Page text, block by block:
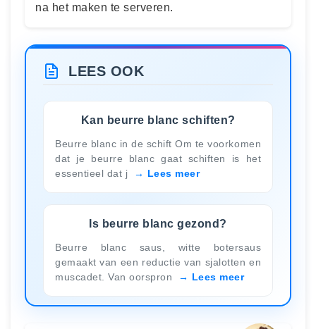
na het maken te serveren.
LEES OOK
Kan beurre blanc schiften?
Beurre blanc in de schift Om te voorkomen
dat je beurre blanc gaat schiften is het
essentieel dat j
Lees meer
Is beurre blanc gezond?
Beurre blanc saus, witte botersaus
gemaakt van een reductie van sjalotten en
muscadet. Van oorspron
Lees meer